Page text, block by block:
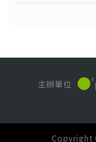
主辦單位
Copyright